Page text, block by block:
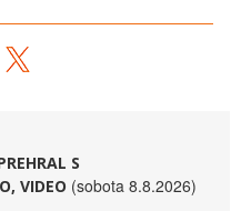
S
VIDEO (sobota 8.8.2026)